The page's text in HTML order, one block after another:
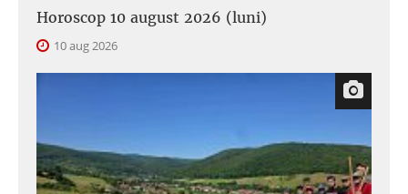
Horoscop 10 august 2026 (luni)
10 aug 2026